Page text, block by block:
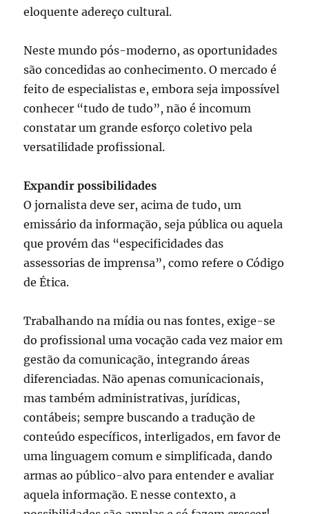
eloquente adereço cultural.
Neste mundo pós-moderno, as oportunidades
são concedidas ao conhecimento. O mercado é
feito de especialistas e, embora seja impossível
conhecer “tudo de tudo”, não é incomum
constatar um grande esforço coletivo pela
versatilidade profissional.
Expandir possibilidades
O jornalista deve ser, acima de tudo, um
emissário da informação, seja pública ou aquela
que provém das “especificidades das
assessorias de imprensa”, como refere o Código
de Ética.
Trabalhando na mídia ou nas fontes, exige-se
do profissional uma vocação cada vez maior em
gestão da comunicação, integrando áreas
diferenciadas. Não apenas comunicacionais,
mas também administrativas, jurídicas,
contábeis; sempre buscando a tradução de
conteúdo específicos, interligados, em favor de
uma linguagem comum e simplificada, dando
armas ao público-alvo para entender e avaliar
aquela informação. E nesse contexto, a